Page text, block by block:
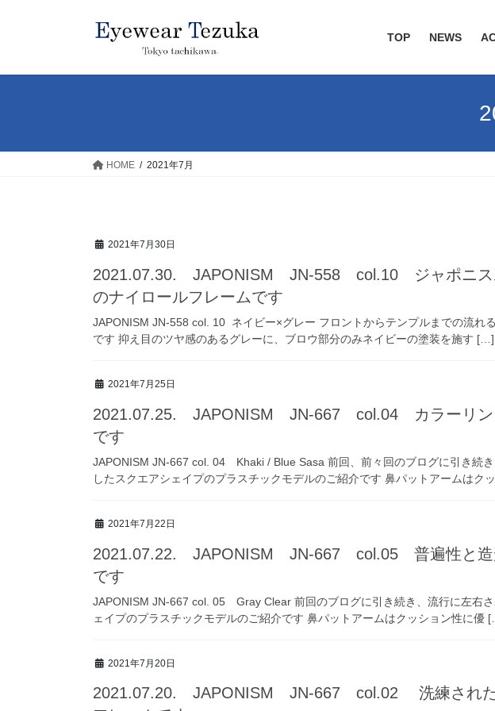
TOP NEWS
HOME 2021年7月
2021年7月30日
2021.07.30. JAPONISM JN-558 col.10 ジャポニス
のナイロールフレームです
JAPONISM JN-558 col. 10 ネイビー×グレー フロントからテンプルまでの流れ
です 抑え目のツヤ感のあるグレーに、ブロウ部分のみネイビーの塗装を施す […]
2021年7月25日
2021.07.25. JAPONISM JN-667 col.04 カラーリン
です
JAPONISM JN-667 col. 04 Khaki / Blue Sasa 前回、前々回のブログに引き続
したスクエアシェイプのプラスチックモデルのご紹介です 鼻パットアームはク
2021年7月22日
2021.07.22. JAPONISM JN-667 col.05 普遍性と造
です
JAPONISM JN-667 col. 05 Gray Clear 前回のブログに引き続き、流行に左右
ェイプのプラスチックモデルのご紹介です 鼻パットアームはクッション性に優
2021年7月20日
2021.07.20. JAPONISM JN-667 col.02 洗練された